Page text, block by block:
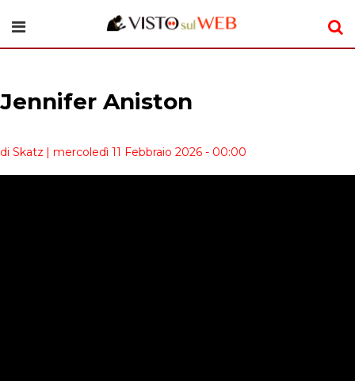
Jennifer Aniston
di Skatz | mercoledì 11 Febbraio 2026 - 00:00